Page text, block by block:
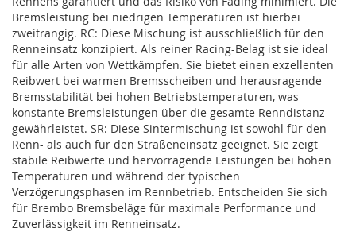
Bremsleistung bei niedrigen Temperaturen ist hierbei
zweitrangig. RC: Diese Mischung ist ausschließlich für den
Renneinsatz konzipiert. Als reiner Racing-Belag ist sie ideal
für alle Arten von Wettkämpfen. Sie bietet einen exzellenten
Reibwert bei warmen Bremsscheiben und herausragende
Bremsstabilität bei hohen Betriebstemperaturen, was
konstante Bremsleistungen über die gesamte Renndistanz
gewährleistet. SR: Diese Sintermischung ist sowohl für den
Renn- als auch für den Straßeneinsatz geeignet. Sie zeigt
stabile Reibwerte und hervorragende Leistungen bei hohen
Temperaturen und während der typischen
Verzögerungsphasen im Rennbetrieb. Entscheiden Sie sich
für Brembo Bremsbeläge für maximale Performance und
Zuverlässigkeit im Renneinsatz.